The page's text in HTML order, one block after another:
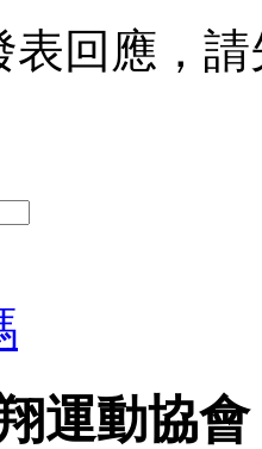
表回應，請
運動協會